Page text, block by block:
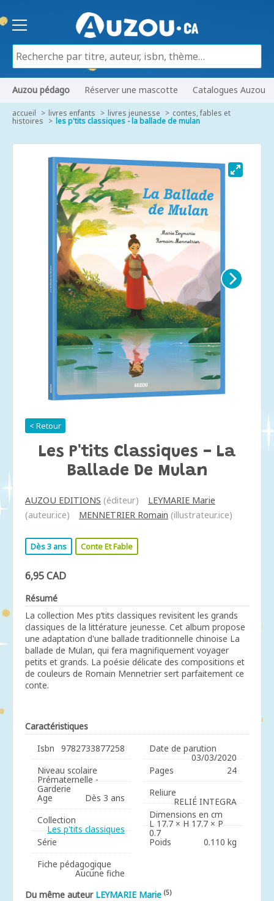
Auzou pédago Réserver une mascotte Catalogues Auzou
accueil livres enfants livres jeunesse contes, fables et
histoires les p'tits classiques - la ballade de mulan
< Retour
Les P'tits Classiques - La
Ballade De Mulan
AUZOU EDITIONS (éditeur)
LEYMARIE Marie
(auteur.ice)
MENNETRIER Romain (illustrateur.ice)
Dès 3 ans Conte Et Fable
6,95 CAD
Résumé
La collection Mes p’tits classiques revisitent les grands
classiques de la littérature jeunesse. Cet album propose
une adaptation d'une ballade traditionnelle chinoise La
ballade de Mulan, qui fera magnifiquement voyager
petits et grands. La poésie délicate des compositions et
de couleurs de Romain Mennetrier sert parfaitement ce
conte.
Caractéristiques
Isbn
9782733877258
Niveau scolaire
Prématernelle -
Garderie
Age
Dès 3 ans
Collection
Les p'tits classiques
Série
Fiche pédagogique
Aucune fiche
Date de parution
03/03/2020
Pages
24
Reliure
RELIÉ INTEGRA
Dimensions en cm
L 17.7 × H 17.7 × P
0.7
Poids 0.110 kg
Du même auteur LEYMARIE Marie (5)